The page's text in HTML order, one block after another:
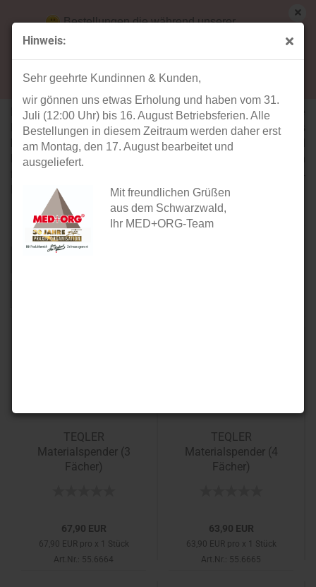
Hinweis:
Sehr geehrte Kundinnen & Kunden,
wir gönnen uns etwas Erholung und haben vom 31.
Juli (12:00 Uhr) bis 16. August Betriebsferien. Alle
Bestellungen in diesem Zeitraum werden daher erst
am Montag, den 17. August bearbeitet und
ausgeliefert.
Mit freundlichen Grüßen
aus dem Schwarzwald,
Ihr MED+ORG-Team
Bestellungen die während unserer
Betriebsferien (31. Juli ab 12:00 Uhr bis 16.
Der Teqler-Materialspender ermöglicht eine geordnete
Lagerung und schnelle Entnahme von Materialien. Aus
langlebigem Acryl hergestellt, bietet er eine stabile und
hygienische Lösung mit leicht zu reinigenden Oberflächen
Fächern, passt er sich flexibel ihren Anforderungen an.
TEQLER
Materialspender (3
Fächer)
67,90 EUR
67,90 EUR pro x 1 Stück
Art.Nr.: 55.6664
TEQLER
Materialspender (4
Fächer)
63,90 EUR
63,90 EUR pro x 1 Stück
Art.Nr.: 55.6665